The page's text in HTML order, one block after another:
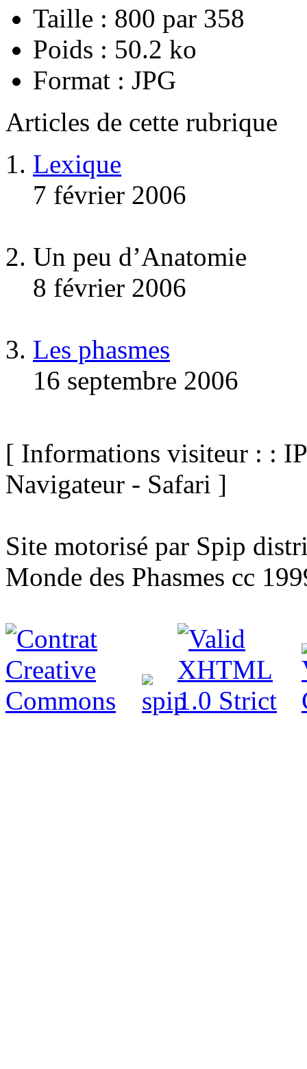
Taille : 800 par 358
Poids : 50.2 ko
Format : JPG
Articles de cette rubrique
Lexique
7 février 2006
Un peu d’Anatomie
8 février 2006
Les phasmes
16 septembre 2006
[ Informations visiteur : :
Navigateur - Safari ]
Site motorisé par Spip
Monde des Phasmes cc